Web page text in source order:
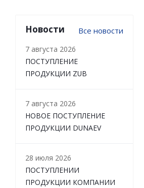
Новости Все новости
7 августа 2026
ПОСТУПЛЕНИЕ
ПРОДУКЦИИ ZUB
7 августа 2026
НОВОЕ ПОСТУПЛЕНИЕ
ПРОДУКЦИИ DUNAEV
28 июля 2026
ПОСТУПЛЕНИИ
ПРОДУКЦИИ КОМПАНИИ